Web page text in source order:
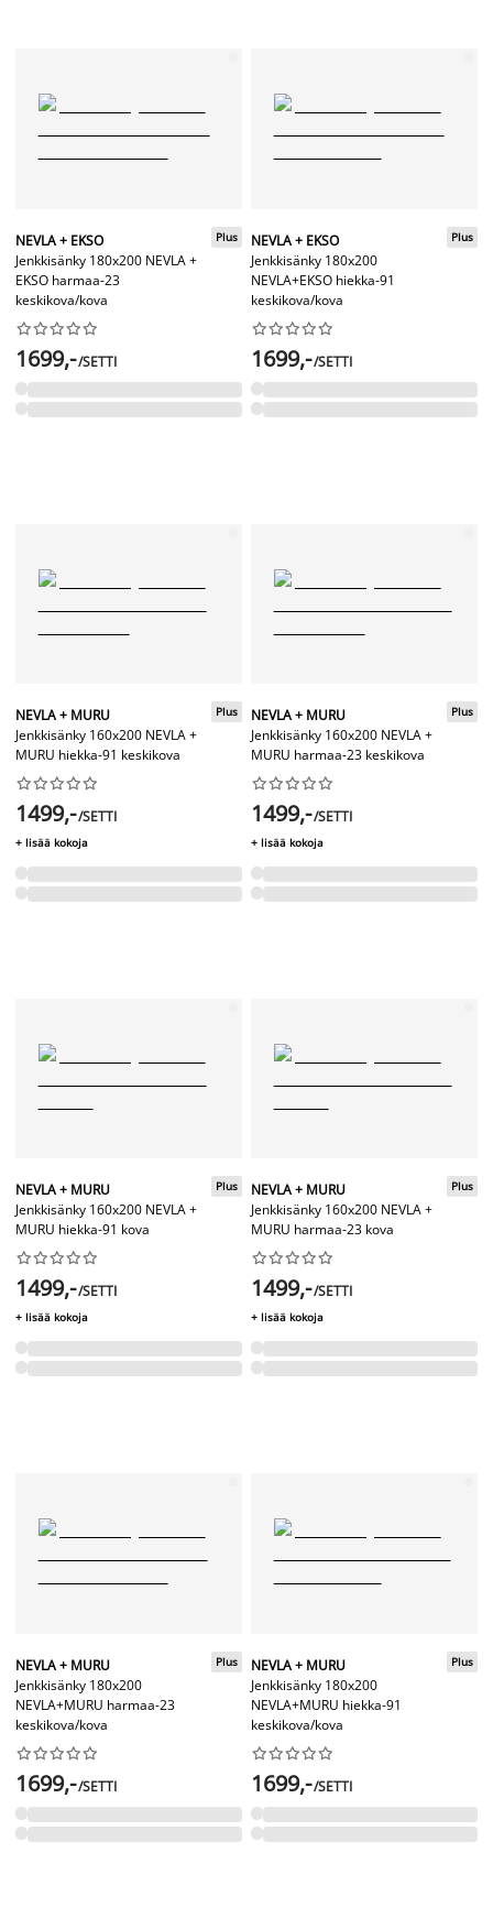
NEVLA + EKSO
Jenkkisänky 180x200 NEVLA +
EKSO harmaa-23
keskikova/kova
Plus






1699,-/SETTI
NEVLA + EKSO
Jenkkisänky 180x200
NEVLA+EKSO hiekka-91
keskikova/kova
Plus






1699,-/SETTI
NEVLA + MURU
Jenkkisänky 160x200 NEVLA +
MURU hiekka-91 keskikova
Plus






1499,-/SETTI
+ lisää kokoja
NEVLA + MURU
Jenkkisänky 160x200 NEVLA +
MURU harmaa-23 keskikova
Plus






1499,-/SETTI
+ lisää kokoja
NEVLA + MURU
Jenkkisänky 160x200 NEVLA +
MURU hiekka-91 kova
Plus






1499,-/SETTI
+ lisää kokoja
NEVLA + MURU
Jenkkisänky 160x200 NEVLA +
MURU harmaa-23 kova
Plus






1499,-/SETTI
+ lisää kokoja
NEVLA + MURU
Jenkkisänky 180x200
NEVLA+MURU harmaa-23
keskikova/kova
Plus






1699,-/SETTI
NEVLA + MURU
Jenkkisänky 180x200
NEVLA+MURU hiekka-91
keskikova/kova
Plus






1699,-/SETTI